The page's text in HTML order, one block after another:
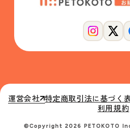
運営会社 特定商取引法に基づく
利用規約
©Copyright 2026 PETOKOTO